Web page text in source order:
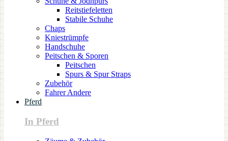
Reitstiefeletten
Stabile Schuhe
Chaps
Kniestrümpfe
Handschuhe
Peitschen & Sporen
Peitschen
Spurs & Spur Straps
Zubehör
Fahrer Andere
Pferd
In Pferd